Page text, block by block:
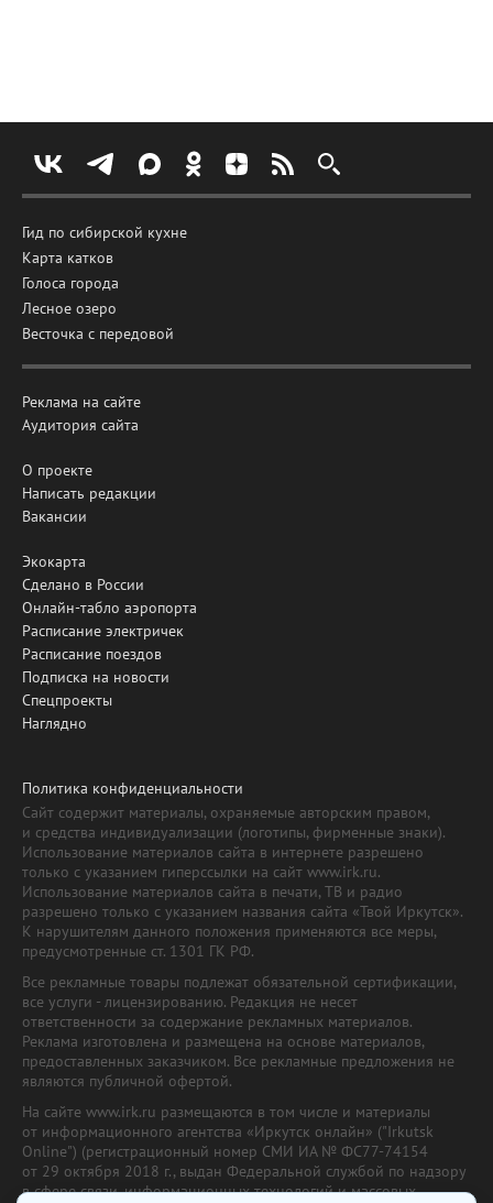
Гид по сибирской кухне
Карта катков
Голоса города
Лесное озеро
Весточка с передовой
Реклама на сайте
Аудитория сайта
О проекте
Написать редакции
Вакансии
Экокарта
Сделано в России
Онлайн-табло аэропорта
Расписание электричек
Расписание поездов
Подписка на новости
Спецпроекты
Наглядно
Политика конфиденциальности
Сайт содержит материалы, охраняемые авторским правом,
и средства индивидуализации (логотипы, фирменные знаки).
Использование материалов сайта в интернете разрешено
только с указанием гиперссылки на сайт www.irk.ru.
Использование материалов сайта в печати, ТВ и радио
разрешено только с указанием названия сайта «Твой Иркутск».
К нарушителям данного положения применяются все меры,
предусмотренные ст. 1301 ГК РФ.
Все рекламные товары подлежат обязательной сертификации,
все услуги - лицензированию. Редакция не несет
ответственности за содержание рекламных материалов.
Реклама изготовлена и размещена на основе материалов,
предоставленных заказчиком. Все рекламные предложения не
являются публичной офертой.
На сайте www.irk.ru размещаются в том числе и материалы
от информационного агентства «Иркутск онлайн» ("Irkutsk
Online") (регистрационный номер СМИ ИА № ФС77-74154
от 29 октября 2018 г., выдан Федеральной службой по надзору
в сфере связи, информационных технологий и массовых